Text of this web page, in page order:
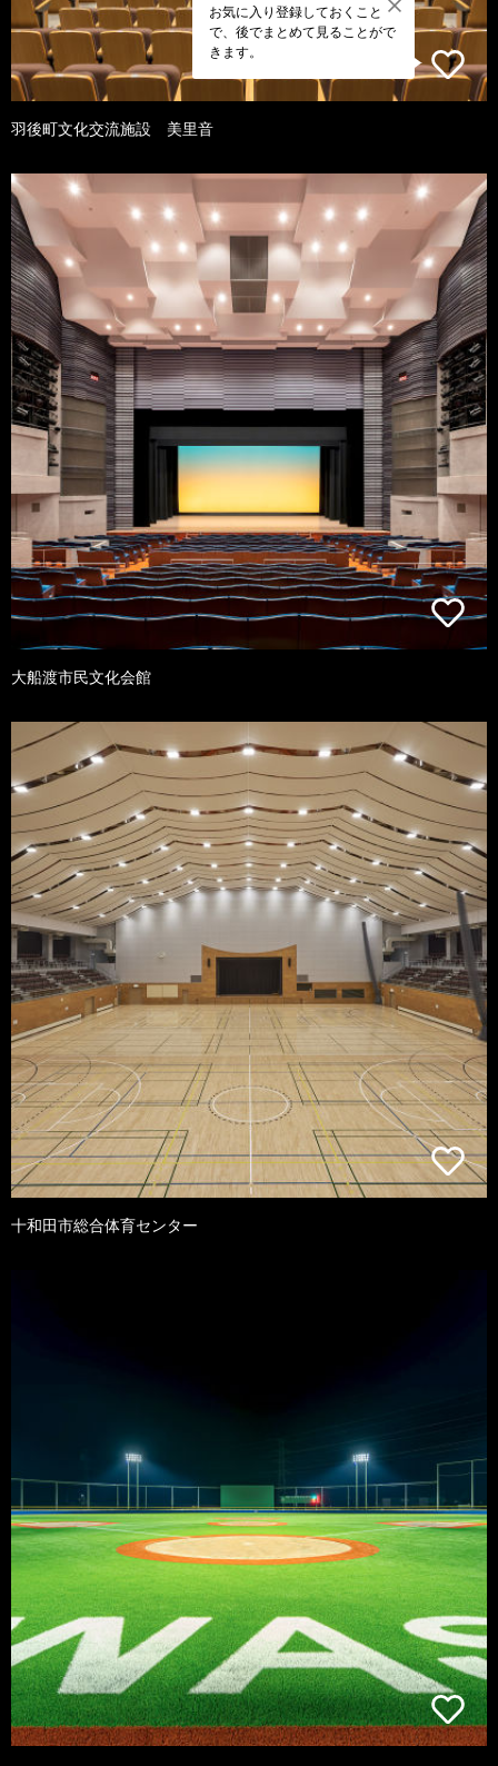
お気に入り登録しておくこと
で、後でまとめて見ることがで
きます。
羽後町文化交流施設 美里音
大船渡市民文化会館
十和田市総合体育センター